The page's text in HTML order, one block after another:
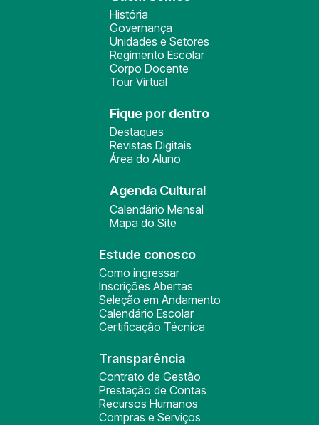
História
Governança
Unidades e Setores
Regimento Escolar
Corpo Docente
Tour Virtual
Fique por dentro
Destaques
Revistas Digitais
Área do Aluno
Agenda Cultural
Calendário Mensal
Mapa do Site
Estude conosco
Como ingressar
Inscrições Abertas
Seleção em Andamento
Calendário Escolar
Certificação Técnica
Transparência
Contrato de Gestão
Prestação de Contas
Recursos Humanos
Compras e Serviços